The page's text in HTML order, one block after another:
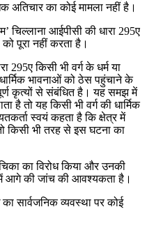
अतिचार का कोई मामला नहीं है।
चिल्लाना आईपीसी की धारा 295ए
पूरा नहीं करता है।
295ए किसी भी वर्ग के धर्म या
भावनाओं को ठेस पहुंचाने के
कृत्यों से संबंधित है। यह समझ में
है तो यह किसी भी वर्ग की धार्मिक
स्वयं कहता है कि क्षेत्र में
किसी भी तरह से इस घटना का
का विरोध किया और उनकी
आगे की जांच की आवश्यकता है।
सार्वजनिक व्यवस्था पर कोई